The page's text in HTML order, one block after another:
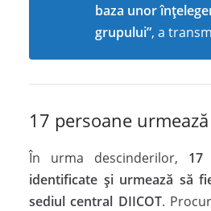
baza unor
grupului”, a
17 persoane
În urma descinderilor, 17
identificate și urmează să
sediul central DIICOT.